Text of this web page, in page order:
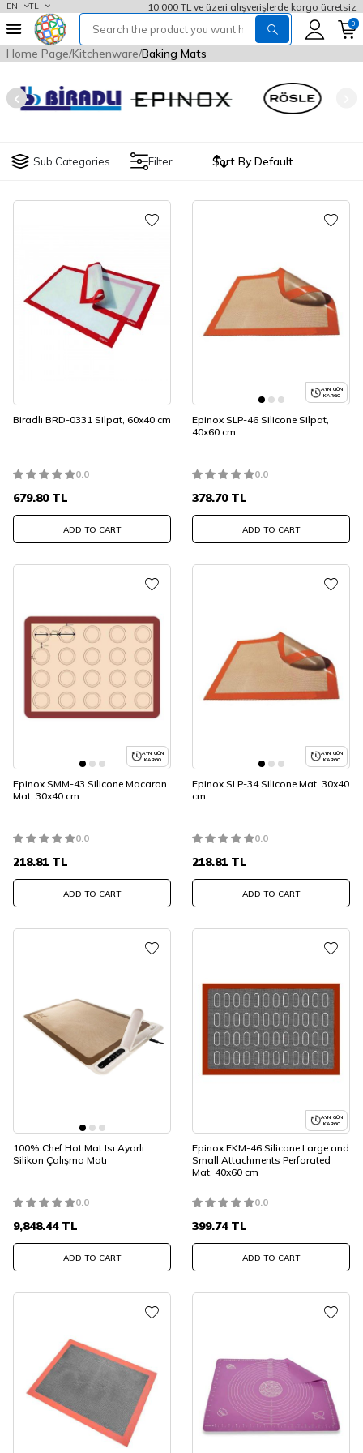
EN TL 10.000 TL ve üzeri alışverişlerde kargo ücretsiz
0
Home Page Kitchenware Baking Mats
Sub Categories Filter
Biradlı BRD-0331 Silpat, 60x40 cm
0.0
679.80TL
ADD TO CART
AYNI GÜN
KARGO
Epinox SLP-46 Silicone Silpat,
40x60 cm
0.0
378.70TL
ADD TO CART
AYNI GÜN
KARGO
Epinox SMM-43 Silicone Macaron
Mat, 30x40 cm
0.0
218.81 TL
ADD TO CART
AYNI GÜN
KARGO
Epinox SLP-34 Silicone Mat, 30x40
cm
0.0
218.81 TL
ADD TO CART
100% Chef Hot Mat Isı Ayarlı
Silikon Çalışma Matı
0.0
9,848.44TL
ADD TO CART
AYNI GÜN
KARGO
Epinox EKM-46 Silicone Large and
Small Attachments Perforated
Mat, 40x60 cm
0.0
399.74TL
ADD TO CART